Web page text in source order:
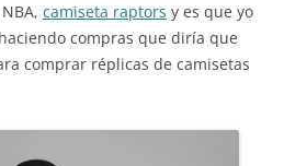
camiseta raptors y es que yo
compras que diría que
comprar réplicas de camisetas